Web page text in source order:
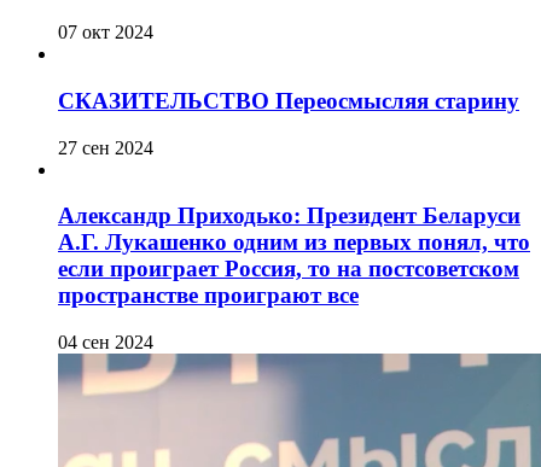
07 окт 2024
СКАЗИТЕЛЬСТВО Переосмысляя старину
27 сен 2024
Александр Приходько: Президент Беларуси
А.Г. Лукашенко одним из первых понял, что
если проиграет Россия, то на постсоветском
пространстве проиграют все
04 сен 2024